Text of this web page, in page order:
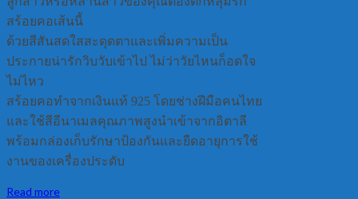
สร้อยคอเส้นนี้
ด้วยสีสันสดใสสะดุดตาและเพิ่มความเป็น
ประกายน่ารักวิบวับเข้าไป ไม่ว่าวัยไหนก็อดใจ
ไม่ไหว
สร้อยคอทำจากเงินแท้ 925 โดยช่างฝีมือคนไทย
และใช้สีอีนาเมลคุณภาพสูงนำเข้าจากอิตาลี
พร้อมกล่องเก็บรักษาป้องกันและยืดอายุการใช้
งานของเครื่องประดับ
Read more